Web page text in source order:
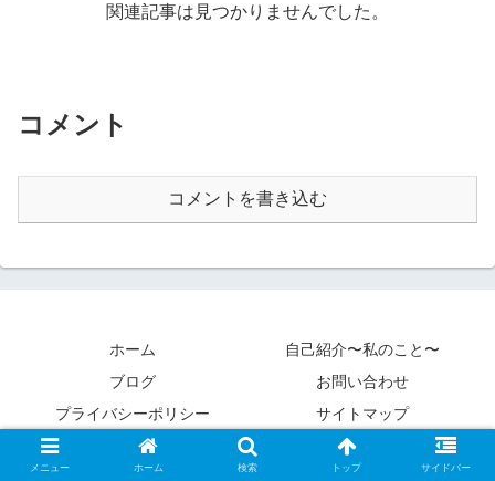
関連記事は見つかりませんでした。
コメント
コメントを書き込む
ホーム
自己紹介〜私のこと〜
ブログ
お問い合わせ
プライバシーポリシー
サイトマップ
Copyright © 2020 カントクパパ All Rights Reserved.
メニュー ホーム 検索 トップ サイドバー